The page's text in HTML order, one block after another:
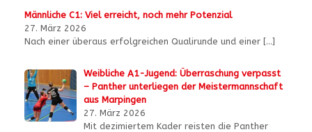
Männliche C1: Viel erreicht, noch mehr Potenzial
27. März 2026
Nach einer überaus erfolgreichen Qualirunde und einer […]
Weibliche A1-Jugend: Überraschung verpasst
– Panther unterliegen der Meistermannschaft
aus Marpingen
27. März 2026
Mit dezimiertem Kader reisten die Panther